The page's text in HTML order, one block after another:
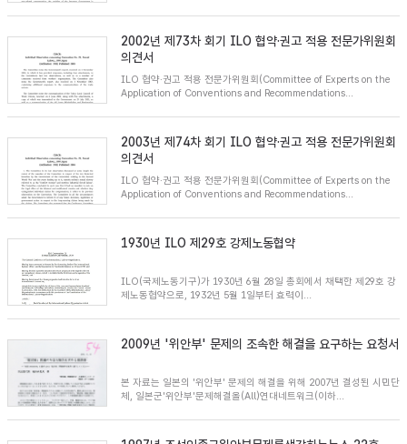
2002년 제73차 회기 ILO 협약·권고 적용 전문가위원회
의견서
ILO 협약·권고 적용 전문가위원회(Committee of Experts on the
Application of Conventions and Recommendations...
2003년 제74차 회기 ILO 협약·권고 적용 전문가위원회
의견서
ILO 협약·권고 적용 전문가위원회(Committee of Experts on the
Application of Conventions and Recommendations...
1930년 ILO 제29호 강제노동협약
ILO(국제노동기구)가 1930년 6월 28일 총회에서 채택한 제29호 강
제노동협약으로, 1932년 5월 1일부터 효력이...
2009년 '위안부' 문제의 조속한 해결을 요구하는 요청서
본 자료는 일본의 '위안부' 문제의 해결을 위해 2007년 결성된 시민단
체, 일본군'위안부'문제해결올(All)연대네트워크(이하...